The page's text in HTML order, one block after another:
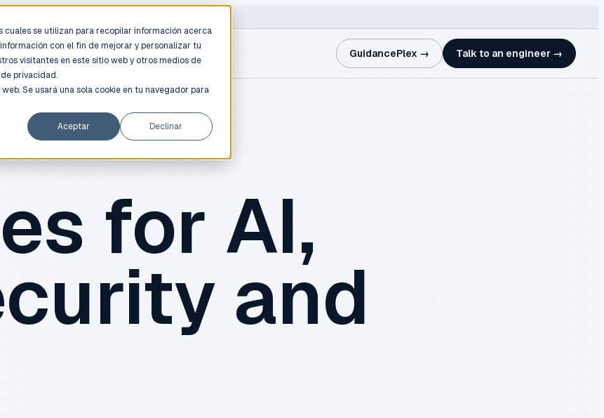
cuales se utilizan para recopilar información acerca
con el fin de mejorar y personalizar tu
visitantes en este sitio web y otros medios de
de privacidad.
Se usará una sola cookie en tu navegador para
Aceptar
Declinar
GuidancePlex → Talk to an engineer →
for AI,
and